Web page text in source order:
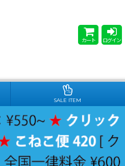
カート ログイン
SALE ITEM